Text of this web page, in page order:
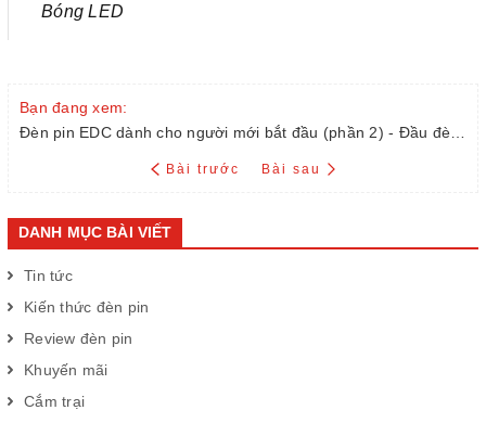
DANH MỤC BÀI VIẾT
Tin tức
Kiến thức đèn pin
Review đèn pin
Khuyến mãi
Cắm trại
Bóng LED
Bạn đang xem:
Bài trước Bài sau